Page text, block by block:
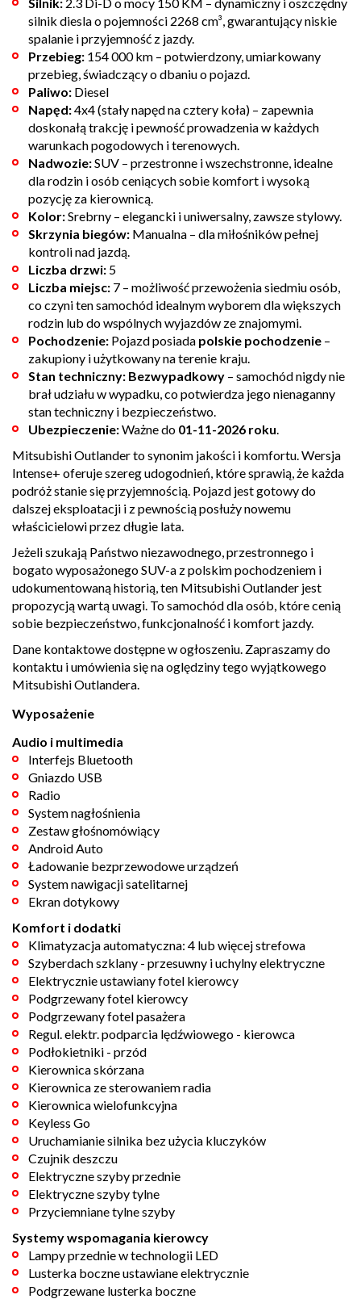
silnik diesla o pojemności 2268 cm³, gwarantujący niskie
spalanie i przyjemność z jazdy.
Przebieg: 154 000 km – potwierdzony, umiarkowany
przebieg, świadczący o dbaniu o pojazd.
Paliwo: Diesel
Napęd:4x4 (stały napęd na cztery koła) – zapewnia
doskonałą trakcję i pewność prowadzenia w każdych
warunkach pogodowych i terenowych.
Nadwozie:SUV – przestronne i wszechstronne, idealne
dla rodzin i osób ceniących sobie komfort i wysoką
pozycję za kierownicą.
Kolor:Srebrny – elegancki i uniwersalny, zawsze stylowy.
Skrzynia biegów: Manualna – dla miłośników pełnej
kontroli nad jazdą.
Liczba drzwi: 5
Liczba miejsc: 7 – możliwość przewożenia siedmiu osób,
co czyni ten samochód idealnym wyborem dla większych
rodzin lub do wspólnych wyjazdów ze znajomymi.
Pochodzenie: Pojazd posiada polskie pochodzenie –
zakupiony i użytkowany na terenie kraju.
Stan techniczny: Bezwypadkowy – samochód nigdy nie
brał udziału w wypadku, co potwierdza jego nienaganny
stan techniczny i bezpieczeństwo.
Ubezpieczenie:Ważne do 01-11-2026 roku
Mitsubishi Outlander to synonim jakości i komfortu. Wersja
Intense+ oferuje szereg udogodnień, które sprawią, że każda
podróż stanie się przyjemnością. Pojazd jest gotowy do
dalszej eksploatacji i z pewnością posłuży nowemu
właścicielowi przez długie lata.
Jeżeli szukają Państwo niezawodnego, przestronnego i
bogato wyposażonego SUV-a z polskim pochodzeniem i
udokumentowaną historią, ten Mitsubishi Outlander jest
propozycją wartą uwagi. To samochód dla osób, które cenią
sobie bezpieczeństwo, funkcjonalność i komfort jazdy.
Dane kontaktowe dostępne w ogłoszeniu. Zapraszamy do
kontaktu i umówienia się na oględziny tego wyjątkowego
Mitsubishi Outlandera.
Wyposażenie
Audio i multimedia
Interfejs Bluetooth
Gniazdo USB
Radio
System nagłośnienia
Zestaw głośnomówiący
Android Auto
Ładowanie bezprzewodowe urządzeń
System nawigacji satelitarnej
Ekran dotykowy
Komfort i dodatki
Klimatyzacja automatyczna: 4 lub więcej strefowa
Szyberdach szklany - przesuwny i uchylny elektryczne
Elektrycznie ustawiany fotel kierowcy
Podgrzewany fotel kierowcy
Podgrzewany fotel pasażera
Regul. elektr. podparcia lędźwiowego - kierowca
Podłokietniki - przód
Kierownica skórzana
Kierownica ze sterowaniem radia
Kierownica wielofunkcyjna
Keyless Go
Uruchamianie silnika bez użycia kluczyków
Czujnik deszczu
Elektryczne szyby przednie
Elektryczne szyby tylne
Przyciemniane tylne szyby
Systemy wspomagania kierowcy
Lampy przednie w technologii LED
Lusterka boczne ustawiane elektrycznie
Podgrzewane lusterka boczne